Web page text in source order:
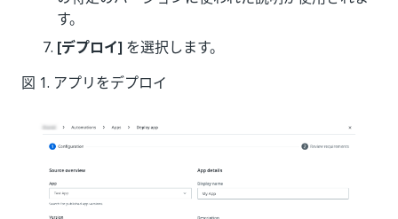
す。
[デプロイ] を選択します。
図 1. アプリをデプロイ